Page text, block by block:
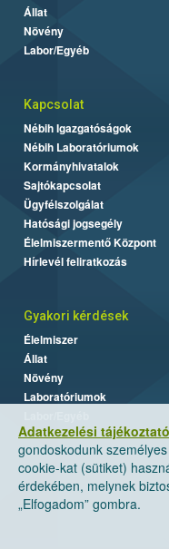
Adatkezelési
gondoskodunk
cookie-kat (sütiket)
érdekében, melynek
„Elfogadom” gombra.
Állat
Növény
Labor/Egyéb
Kapcsolat
Nébih Igazgatóságok
Nébih Laboratóriumok
Kormányhivatalok
Sajtókapcsolat
Ügyfélszolgálat
Hatósági jogsegély
Élelmiszermentő Központ
Hírlevél feliratkozás
Gyakori kérdések
Élelmiszer
Állat
Növény
Laboratóriumok